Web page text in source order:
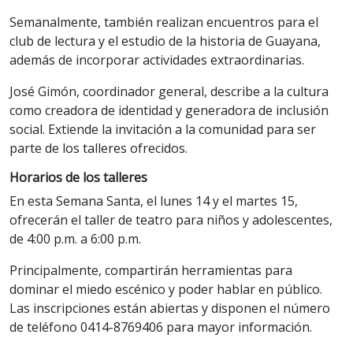
Semanalmente, también realizan encuentros para el
club de lectura y el estudio de la historia de Guayana,
además de incorporar actividades extraordinarias.
José Gimón, coordinador general, describe a la cultura
como creadora de identidad y generadora de inclusión
social. Extiende la invitación a la comunidad para ser
parte de los talleres ofrecidos.
Horarios de los talleres
En esta Semana Santa, el lunes 14 y el martes 15,
ofrecerán el taller de teatro para niños y adolescentes,
de 4:00 p.m. a 6:00 p.m.
Principalmente, compartirán herramientas para
dominar el miedo escénico y poder hablar en público.
Las inscripciones están abiertas y disponen el número
de teléfono 0414-8769406 para mayor información.